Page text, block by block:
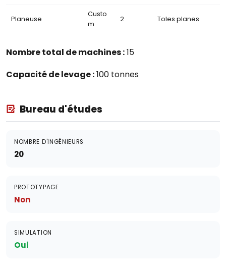
Planeuse
Custo
m
2 Toles planes
Nombre total de machines :15
Capacité de levage :100 tonnes
Bureau d'études
NOMBRE D'INGÉNIEURS
20
PROTOTYPAGE
Non
SIMULATION
Oui